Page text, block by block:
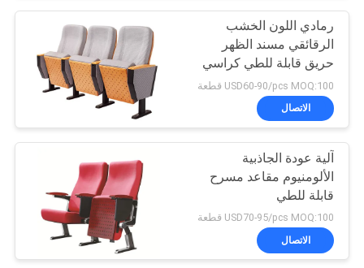
رمادي اللون الخشب
الرقائقي مسند الظهر
حريق قابلة للطي كراسي
قاعة للمسرح
USD60-90/pcs MOQ:100 قطعة
الاتصال
آلية عودة الجاذبية
الألومنيوم مقاعد مسرح
قابلة للطي
USD70-95/pcs MOQ:100 قطعة
الاتصال